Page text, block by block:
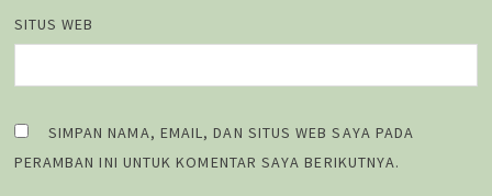
SITUS WEB
SIMPAN NAMA, EMAIL, DAN SITUS WEB SAYA PADA
PERAMBAN INI UNTUK KOMENTAR SAYA BERIKUTNYA.